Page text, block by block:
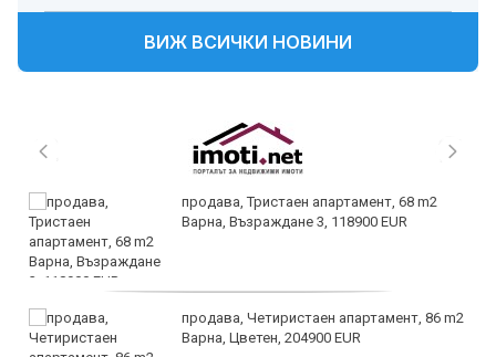
ВИЖ ВСИЧКИ НОВИНИ
продава, Тристаен апартамент, 68 m2
Варна, Възраждане 3, 118900 EUR
продава, Четиристаен апартамент, 86 m2
Варна, Цветен, 204900 EUR